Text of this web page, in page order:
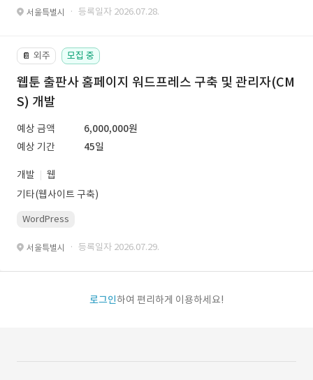
서울특별시 · 등록일자 2026.07.28.
📔 외주 모집 중
웹툰 출판사 홈페이지 워드프레스 구축 및 관리자(CM
S) 개발
예상 금액
6,000,000원
예상 기간
45일
개발
웹
기타(웹사이트 구축)
WordPress
서울특별시 · 등록일자 2026.07.29.
로그인하여 편리하게 이용하세요!